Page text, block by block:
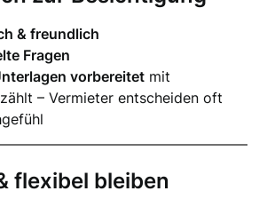
& freundlich
Fragen
vorbereitet mit
– Vermieter entscheiden oft
flexibel bleiben